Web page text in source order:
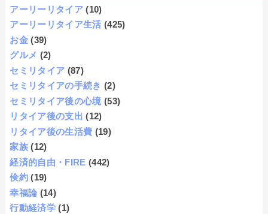
アーリーリタイア (10)
アーリーリタイア生活 (425)
お金 (39)
グルメ (2)
セミリタイア (87)
セミリタイアの手続き (2)
セミリタイア後の心境 (53)
リタイア後の支出 (12)
リタイア後の生活費 (19)
家族 (12)
経済的自由・FIRE (442)
倹約 (19)
幸福論 (14)
行動経済学 (1)